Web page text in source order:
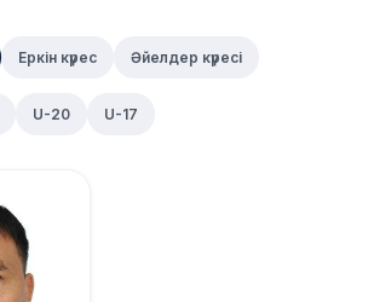
Еркін күрес Әйелдер күресі
U-20 U-17